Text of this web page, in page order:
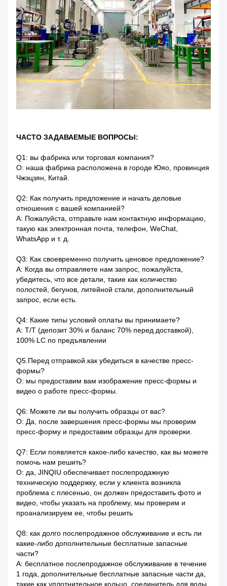
ЧАСТО ЗАДАВАЕМЫЕ ВОПРОСЫ:
Q1: вы фабрика или торговая компания?
О: наша фабрика расположена в городе Юяо, провинция
Чжэцзян, Китай.
Q2: Как получить предложение и начать деловые
отношения с вашей компанией?
A: Пожалуйста, отправьте нам контактную информацию,
такую ​​как электронная почта, телефон, WeChat,
WhatsApp и т. д.
Q3: Как своевременно получить ценовое предложение?
A: Когда вы отправляете нам запрос, пожалуйста,
убедитесь, что все детали, такие как количество
полостей, бегунов, литейной стали, дополнительный
запрос, если есть.
Q4: Какие типы условий оплаты вы принимаете?
A: T/T (депозит 30% и баланс 70% перед доставкой),
100% LC по предъявлении
Q5.Перед отправкой.как убедиться в качестве пресс-
формы?
О: мы предоставим вам изображение пресс-формы и
видео о работе пресс-формы.
Q6: Можете ли вы получить образцы от вас?
О: Да, после завершения пресс-формы мы проверим
пресс-форму и предоставим образцы для проверки.
Q7: Если появляется какое-либо качество, как вы можете
помочь нам решить?
О: да, JINQIU обеспечивает послепродажную
техническую поддержку, если у клиента возникла
проблема с плесенью, он должен предоставить фото и
видео, чтобы указать на проблему, мы проверим и
проанализируем ее, чтобы решить
Q8: как долго послепродажное обслуживание и есть ли
какие-либо дополнительные бесплатные запасные
части?
A: бесплатное послепродажное обслуживание в течение
1 года, дополнительные бесплатные запасные части да,
такие как уплотнительное кольцо, соединитель для воды,